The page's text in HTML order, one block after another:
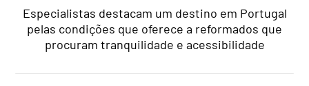
Especialistas destacam um destino em Portugal
pelas condições que oferece a reformados que
procuram tranquilidade e acessibilidade